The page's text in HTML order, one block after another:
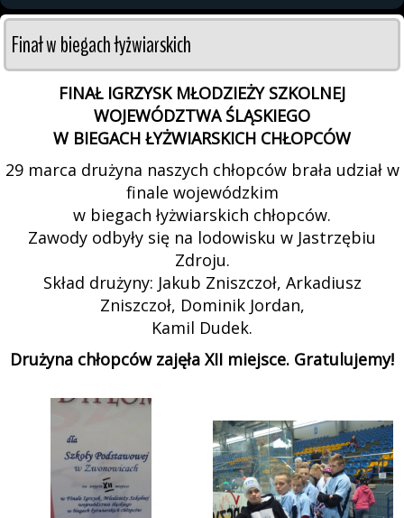
Finał w biegach łyżwiarskich
FINAŁ IGRZYSK MŁODZIEŻY SZKOLNEJ
WOJEWÓDZTWA ŚLĄSKIEGO
W BIEGACH ŁYŻWIARSKICH CHŁOPCÓW
29 marca drużyna naszych chłopców brała udział w
finale wojewódzkim
w biegach łyżwiarskich chłopców.
Zawody odbyły się na lodowisku w Jastrzębiu
Zdroju.
Skład drużyny: Jakub Zniszczoł, Arkadiusz
Zniszczoł, Dominik Jordan,
Kamil Dudek.
Drużyna chłopców zajęła XII miejsce. Gratulujemy!